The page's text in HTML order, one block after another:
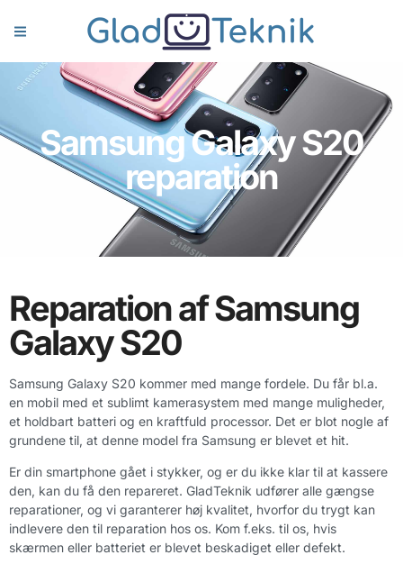
Samsung Galaxy S20
reparation
Reparation af Samsung
Galaxy S20
Samsung Galaxy S20 kommer med mange fordele. Du får bl.a.
en mobil med et sublimt kamerasystem med mange muligheder,
et holdbart batteri og en kraftfuld processor. Det er blot nogle af
grundene til, at denne model fra Samsung er blevet et hit.
Er din smartphone gået i stykker, og er du ikke klar til at kassere
den, kan du få den repareret. GladTeknik udfører alle gængse
reparationer, og vi garanterer høj kvalitet, hvorfor du trygt kan
indlevere den til reparation hos os. Kom f.eks. til os, hvis
skærmen eller batteriet er blevet beskadiget eller defekt.